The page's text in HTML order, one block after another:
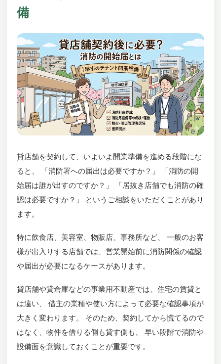
備
貸店舗を契約して、いよいよ開業準備を進める段階にな
ると、 「消防署への届出は必要ですか？」 「消防の開
始届は誰が出すのですか？」 「居抜き店舗でも消防の確
認は必要ですか？」 というご相談をいただくことがあり
ます。
特に飲食店、美容室、物販店、事務所など、 一般のお客
様が出入りする店舗では、営業開始前に消防関係の確認
や届出が必要になるケースがあります。
貸店舗や貸倉庫などの事業用不動産では、住宅の賃貸と
は違い、 借主の業種や使い方によって必要な確認事項が
大きく変わります。 そのため、契約してから慌てるので
はなく、物件を借りる側も貸す側も、 早い段階で消防や
設備面を意識しておくことが重要です。